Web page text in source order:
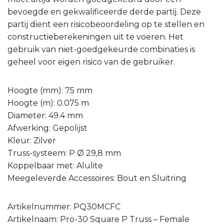
bevoegde en gekwalificeerde derde partij. Deze
partij dient een risicobeoordeling op te stellen en
constructieberekeningen uit te voeren. Het
gebruik van niet-goedgekeurde combinaties is
geheel voor eigen risico van de gebruiker.
Hoogte (mm): 75 mm
Hoogte (m): 0.075 m
Diameter: 49.4 mm
Afwerking: Gepolijst
Kleur: Zilver
Truss-systeem: P Ø 29,8 mm
Koppelbaar met: Alulite
Meegeleverde Accessoires: Bout en Sluitring
Artikelnummer: PQ30MCFC
Artikelnaam: Pro-30 Square P Truss – Female